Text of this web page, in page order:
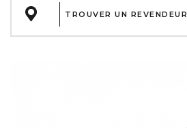
TROUVER UN REVENDEUR